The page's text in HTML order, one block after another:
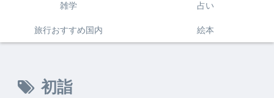
雑学 占い
旅行おすすめ国内 絵本
初詣